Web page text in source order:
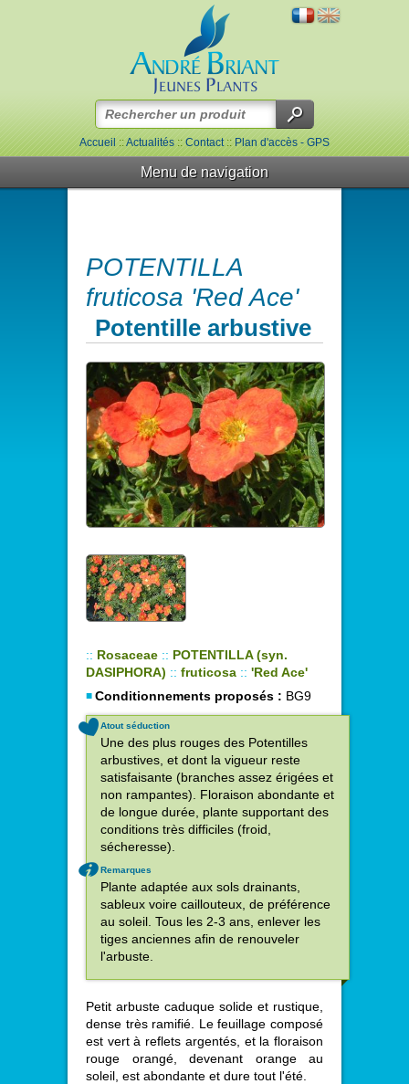
Accueil::Actualités::Contact::Plan d'accès - GPS
Menu de navigation
POTENTILLA
fruticosa 'Red Ace'
Potentille arbustive
:: Rosaceae :: POTENTILLA (syn.
DASIPHORA) :: fruticosa :: 'Red Ace'
Conditionnements proposés : BG9
Atout séduction
Une des plus rouges des Potentilles
arbustives, et dont la vigueur reste
satisfaisante (branches assez érigées et
non rampantes). Floraison abondante et
de longue durée, plante supportant des
conditions très difficiles (froid,
sécheresse).
Remarques
Plante adaptée aux sols drainants,
sableux voire caillouteux, de préférence
au soleil. Tous les 2-3 ans, enlever les
tiges anciennes afin de renouveler
l'arbuste.
Petit arbuste caduque solide et rustique,
dense très ramifié. Le feuillage composé
est vert à reflets argentés, et la floraison
rouge orangé, devenant orange au
soleil, est abondante et dure tout l'été.